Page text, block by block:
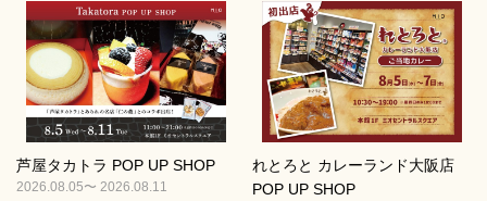
芦屋タカトラ POP UP SHOP
2026.08.05〜 2026.08.11
れとろと カレーランド大阪店
POP UP SHOP